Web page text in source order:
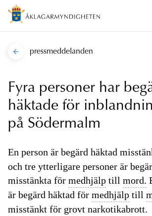
pressmeddelanden
Fyra personer har
häktade för
på Södermalm
En person är begärd häktad
och tre ytterligare personer är
misstänkta för medhjälp till mord.
är begärd häktad för medhjälp till
misstänkt för grovt narkotikabrott.